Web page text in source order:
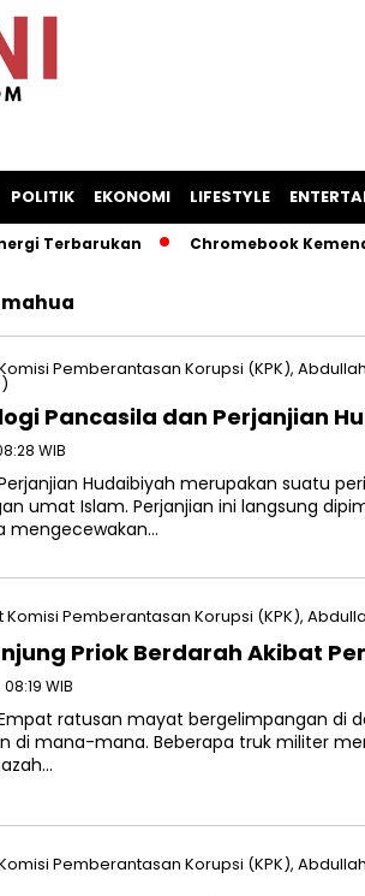
POLITIK EKONOMI LIFESTYLE
Terbarukan Chromebook
Pancasila dan Perjanjian
WIB
Hudaibiyah merupakan suatu
umat Islam. Perjanjian ini langsung
mengecewakan…
Priok Berdarah Akibat
WIB
ratusan mayat bergelimpangan di
di mana-mana. Beberapa truk militer